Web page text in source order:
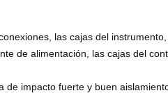
las cajas del
de alimentación, las cajas del
de impacto fuerte y buen